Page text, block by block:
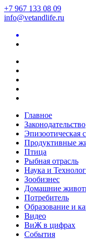
+7 967 133 08 09
info@vetandlife.ru
Главное
Законодательство
Эпизоотическая
Продуктивные
Птица
Рыбная отрасль
Наука и
Зообизнес
Домашние
Потребитель
Образование и
Видео
ВиЖ в цифрах
События